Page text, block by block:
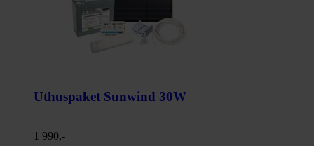
Uthuspaket Sunwind 30W
1 990,-